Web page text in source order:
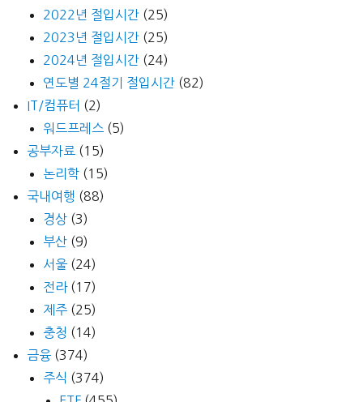
2022년 절입시간 (25)
2023년 절입시간 (25)
2024년 절입시간 (24)
연도별 24절기 절입시간 (82)
IT/컴퓨터 (2)
워드프레스 (5)
공부자료 (15)
논리학 (15)
국내여행 (88)
경상 (3)
부산 (9)
서울 (24)
전라(17)
제주 (25)
충청 (14)
금융 (374)
주식 (374)